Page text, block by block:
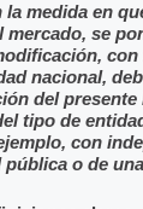
la medida en
mercado, se
nacional,
del presente
tipo de
con
o de